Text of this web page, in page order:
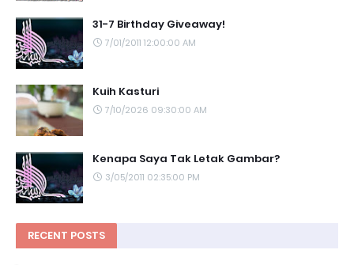
31-7 Birthday Giveaway!
7/01/2011 12:00:00 AM
Kuih Kasturi
7/10/2026 09:30:00 AM
Kenapa Saya Tak Letak Gambar?
3/05/2011 02:35:00 PM
RECENT POSTS